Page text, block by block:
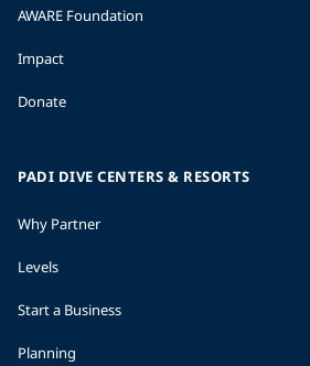
AWARE Foundation
Impact
Donate
PADI DIVE CENTERS & RESORTS
Why Partner
Levels
Start a Business
Planning